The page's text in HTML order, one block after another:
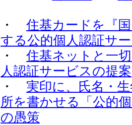
・ 住基カードを『
する公的個人認証サ
・ 住基ネットと一
人認証サービスの提案
・ 実印に、氏名・
所を書かせる「公的
の愚策